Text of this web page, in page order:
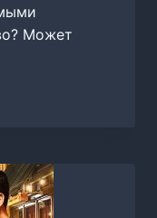
Может